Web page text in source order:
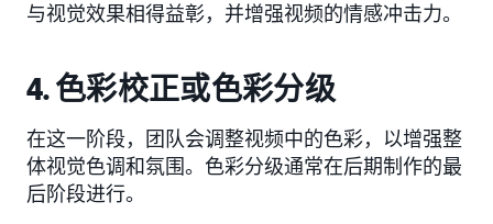
与视觉效果相得益彰，并增强视频的情感冲击力。
4. 色彩校正或色彩分级
在这一阶段，团队会调整视频中的色彩，以增强整
体视觉色调和氛围。色彩分级通常在后期制作的最
后阶段进行。